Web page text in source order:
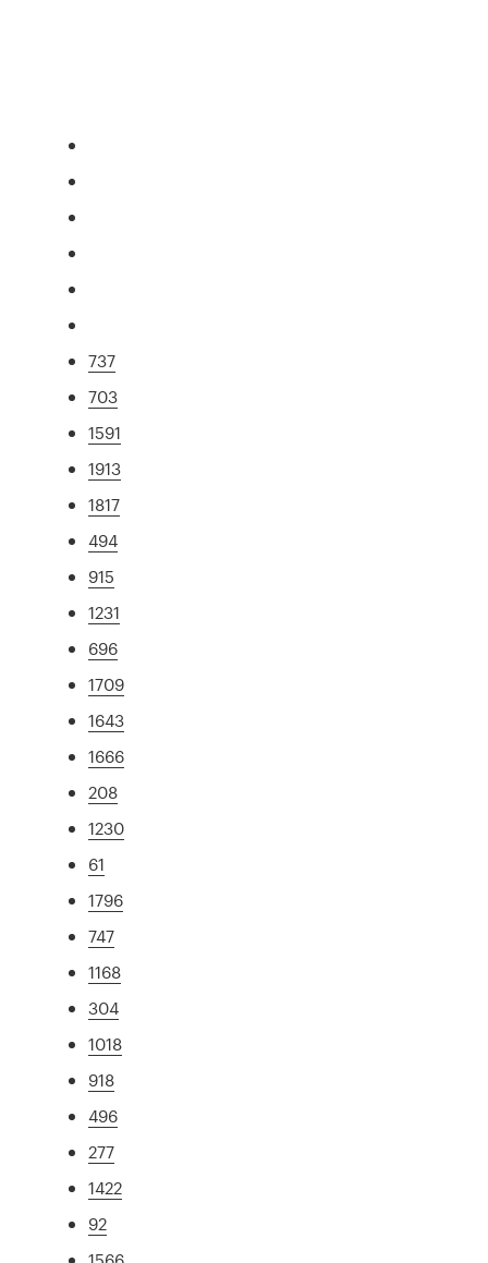
737
703
1591
1913
1817
494
915
1231
696
1709
1643
1666
208
1230
61
1796
747
1168
304
1018
918
496
277
1422
92